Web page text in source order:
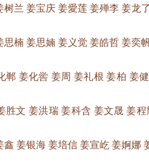
树兰 姜宝庆 姜愛莲 姜殚李 姜龙
思楠 姜思婻 姜义觉 姜皓哲 姜奕
郸 姜化喾 姜周 姜礼根 姜柏 姜
胜文 姜洪瑞 姜科含 姜文晟 姜
鑫 姜银海 姜培信 姜宣屹 姜婀娜